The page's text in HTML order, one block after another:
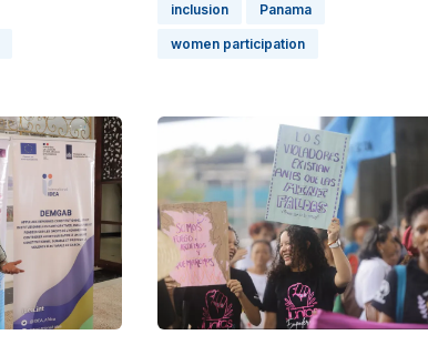
inclusion Panama
women participation